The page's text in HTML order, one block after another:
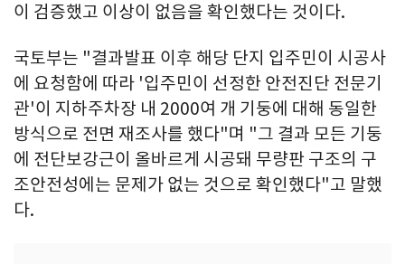
이 검증했고 이상이 없음을 확인했다는 것이다.
국토부는 "결과발표 이후 해당 단지 입주민이 시공사
에 요청함에 따라 '입주민이 선정한 안전진단 전문기
관'이 지하주차장 내 2000여 개 기둥에 대해 동일한
방식으로 전면 재조사를 했다"며 "그 결과 모든 기둥
에 전단보강근이 올바르게 시공돼 무량판 구조의 구
조안전성에는 문제가 없는 것으로 확인했다"고 말했
다.